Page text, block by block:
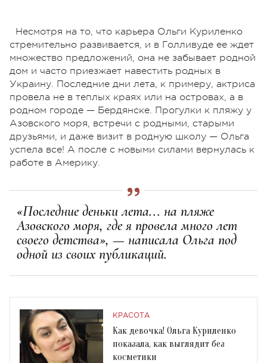
Несмотря на то, что карьера Ольги Куриленко
стремительно развивается, и в Голливуде ее ждет
множество предложений, она не забывает родной
дом и часто приезжает навестить родных в
Украину. Последние дни лета, к примеру, актриса
провела не в теплых краях или на островах, а в
родном городе — Бердянске. Прогулки к пляжу у
Азовского моря, встречи с родными, старыми
друзьями, и даже визит в родную школу — Ольга
успела все! А после с новыми силами вернулась к
работе в Америку.
«Последние деньки лета... на пляже
Азовского моря, где я провела много лет
своего детства», — написала Ольга под
одной из своих публикаций.
КРАСОТА
Как девочка! Ольга Куриленко
показала, как выглядит без
косметики